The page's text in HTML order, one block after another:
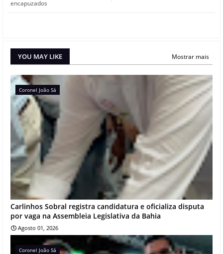
encapuzados
YOU MAY LIKE Mostrar mais
Coronel João Sá
Carlinhos Sobral registra candidatura e oficializa disputa
por vaga na Assembleia Legislativa da Bahia
Agosto 01, 2026
Coronel João Sá